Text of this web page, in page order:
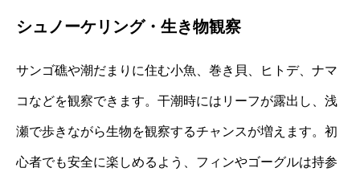
シュノーケリング・生き物観察
サンゴ礁や潮だまりに住む小魚、巻き貝、ヒトデ、ナマ
コなどを観察できます。干潮時にはリーフが露出し、浅
瀬で歩きながら生物を観察するチャンスが増えます。初
心者でも安全に楽しめるよう、フィンやゴーグルは持参